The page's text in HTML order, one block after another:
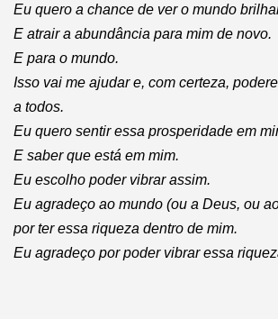
Eu quero a chance de ver o mundo
E atrair a abundância para mim de novo.
E para o mundo.
Isso vai me ajudar e, com certeza,
a todos.
Eu quero sentir essa prosperidade em
E saber que está em mim.
Eu escolho poder vibrar assim.
Eu agradeço ao mundo (ou a Deus, ou
por ter essa riqueza dentro de mim.
Eu agradeço por poder vibrar essa